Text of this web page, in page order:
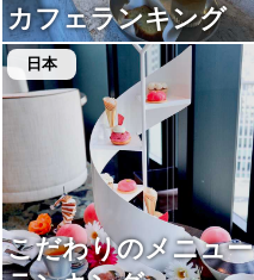
カフェランキング
日本
こだわりのメニュー